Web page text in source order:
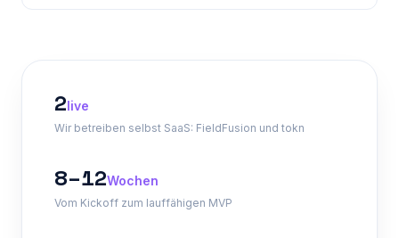
2live
Wir betreiben selbst SaaS: FieldFusion und tokn
8–12Wochen
Vom Kickoff zum lauffähigen MVP